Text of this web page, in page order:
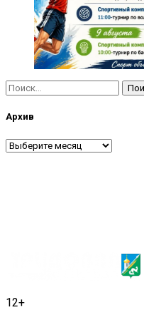
Найти:
Архив
Архив
12+